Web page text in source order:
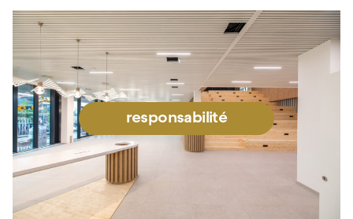
responsabilité